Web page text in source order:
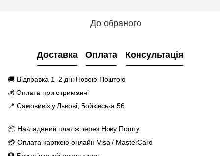
До обраного
Доставка Оплата Консультація
🚚 Відправка 1–2 дні Новою Поштою
💰 Оплата при отриманні
📍 Самовивіз у Львові, Бойківська 56
📦 Накладений платіж через Нову Пошту
💳 Оплата карткою онлайн Visa / MasterCard